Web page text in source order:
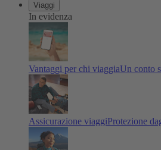
Viaggi
In evidenza
Vantaggi per chi viaggiaUn conto
Assicurazione viaggiProtezione